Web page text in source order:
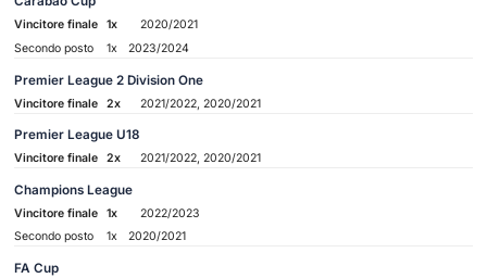
Vincitore finale 1x
2020/2021
Secondo posto
1x 2023/2024
Premier League 2 Division One
Vincitore finale 2x 2021/2022, 2020/2021
Premier League U18
Vincitore finale 2x 2021/2022, 2020/2021
Champions League
Vincitore finale 1x
2022/2023
Secondo posto
1x 2020/2021
FA Cup